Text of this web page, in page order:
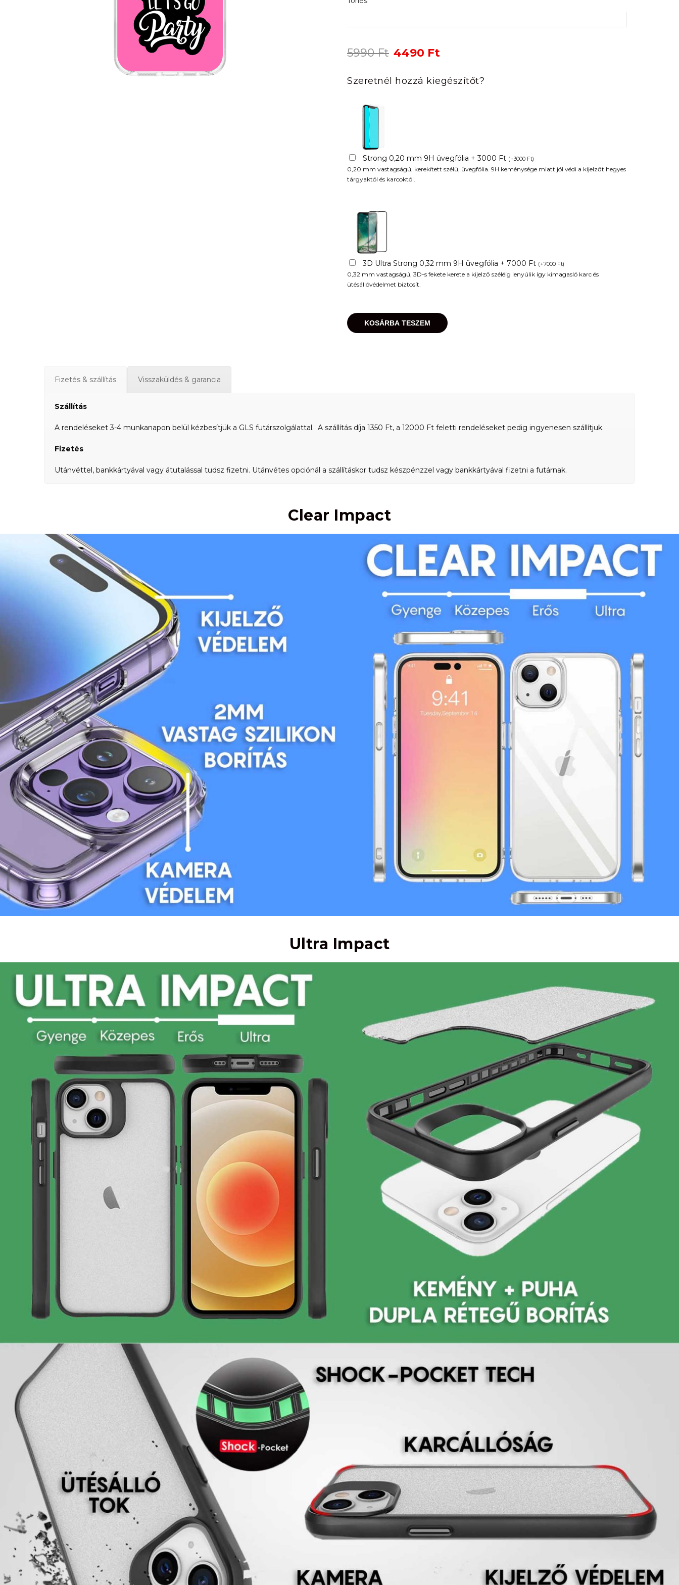
5990Ft Original
was:
5990 Ft.
4490 Ft
is:
4490 Ft.
Szeretnél hozzá kiegészítőt?
Strong 0,20 mm 9H üvegfólia + 3000 Ft (+3000 Ft)
0,20 mm vastagságú, kerekített szélű, üvegfólia. 9H keménysége miatt jól védi a kijelzőt hegyes
tárgyaktól és karcoktól.
3D Ultra Strong 0,32 mm 9H üvegfólia + 7000 Ft (+7000 Ft)
0,32 mm vastagságú, 3D-s fekete kerete a kijelző széléig lenyúlik így kimagasló karc és
ütésállóvédelmet biztosít.
KOSÁRBA TESZEM
Fizetés & szállítás Visszaküldés & garancia
Szállítás
A rendeléseket 3-4 munkanapon belül kézbesítjük a GLS futárszolgálattal. A szállítás díja 1350 Ft, a 12000 Ft feletti rendeléseket pedig ingyenesen szállítjuk.
Fizetés
Utánvéttel, bankkártyával vagy átutalással tudsz fizetni. Utánvétes opciónál a szállításkor tudsz készpénzzel vagy bankkártyával fizetni a futárnak.
Clear Impact
Ultra Impact